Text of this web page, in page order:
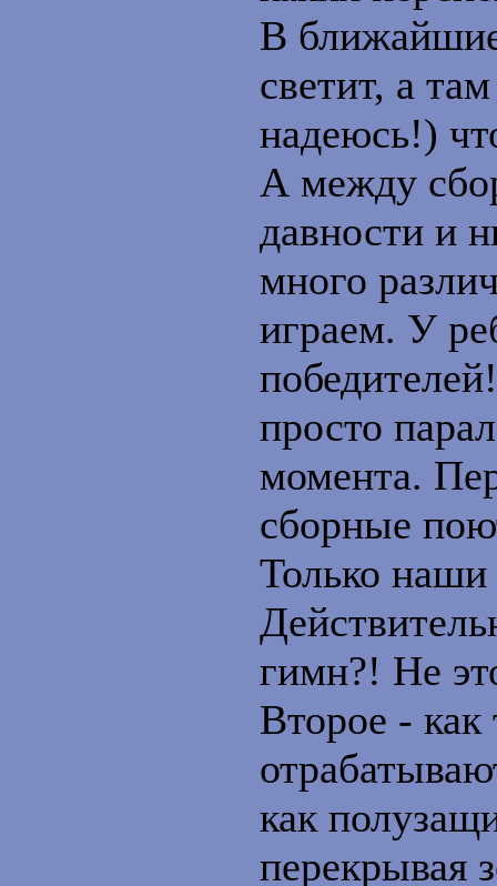
В
светит, а
надеюсь!)
А между
давности и
много
играем. У
просто
момента.
сборные
Только
гимн?! Не
Второе -
как
перекрывая